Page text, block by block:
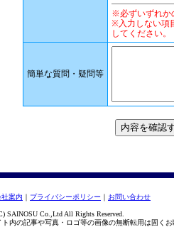
※必ずいずれか
※入力しない項
してください。
簡単な質問・疑問等
社案内 ｜ プライバシーポリシー ｜ お問い合わせ
SAINOSU Co.,Ltd All Rights Reserved.
ト内の記事や写真・ロゴ等の画像の無断転用は固く